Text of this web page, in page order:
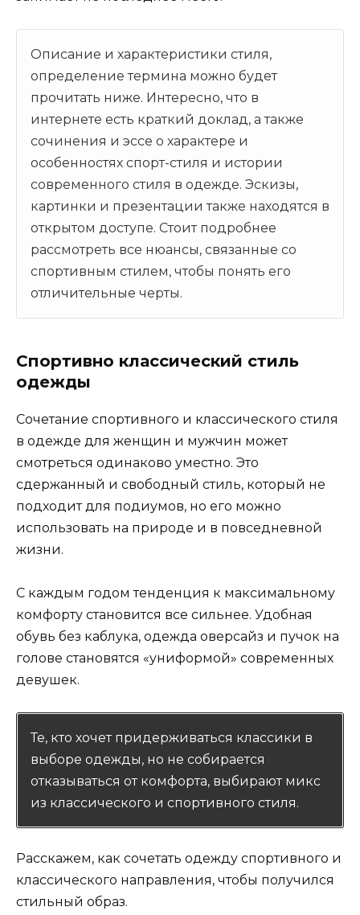
Описание и характеристики стиля,
определение термина можно будет
прочитать ниже. Интересно, что в
интернете есть краткий доклад, а также
сочинения и эссе о характере и
особенностях спорт-стиля и истории
современного стиля в одежде. Эскизы,
картинки и презентации также находятся в
открытом доступе. Стоит подробнее
рассмотреть все нюансы, связанные со
спортивным стилем, чтобы понять его
отличительные черты.
Спортивно классический стиль
одежды
Сочетание спортивного и классического стиля
в одежде для женщин и мужчин может
смотреться одинаково уместно. Это
сдержанный и свободный стиль, который не
подходит для подиумов, но его можно
использовать на природе и в повседневной
жизни.
С каждым годом тенденция к максимальному
комфорту становится все сильнее. Удобная
обувь без каблука, одежда оверсайз и пучок на
голове становятся «униформой» современных
девушек.
Те, кто хочет придерживаться классики в
выборе одежды, но не собирается
отказываться от комфорта, выбирают микс
из классического и спортивного стиля.
Расскажем, как сочетать одежду спортивного и
классического направления, чтобы получился
стильный образ.